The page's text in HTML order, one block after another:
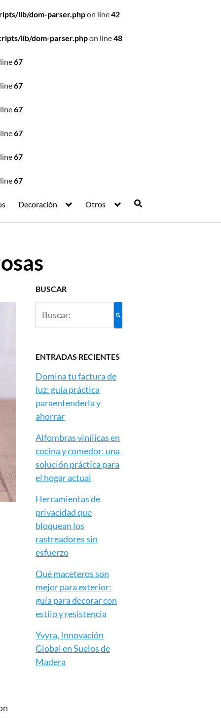
lib/dom-parser.phpon line42
lib/dom-parser.phpon line48
67
67
67
67
67
67
Decoración Otros
BUSCAR
ENTRADAS RECIENTES
Domina tu factura de
luz: guía práctica
paraentenderla y
ahorrar
Alfombras vinílicas en
cocina y comedor: una
solución práctica para
el hogar actual
Herramientas de
privacidad que
bloquean los
rastreadores sin
esfuerzo
Qué maceteros son
mejor para exterior:
guía para decorar con
estilo y resistencia
Yvyra, Innovación
Global en Suelos de
Madera